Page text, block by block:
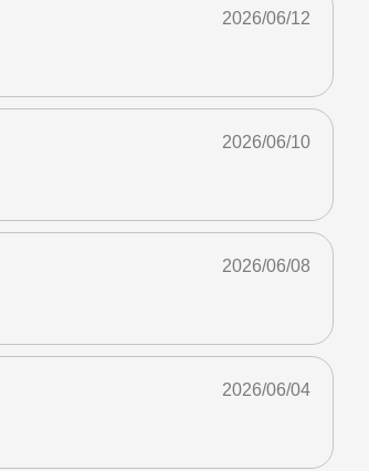
2026/06/12
2026/06/10
2026/06/08
2026/06/04